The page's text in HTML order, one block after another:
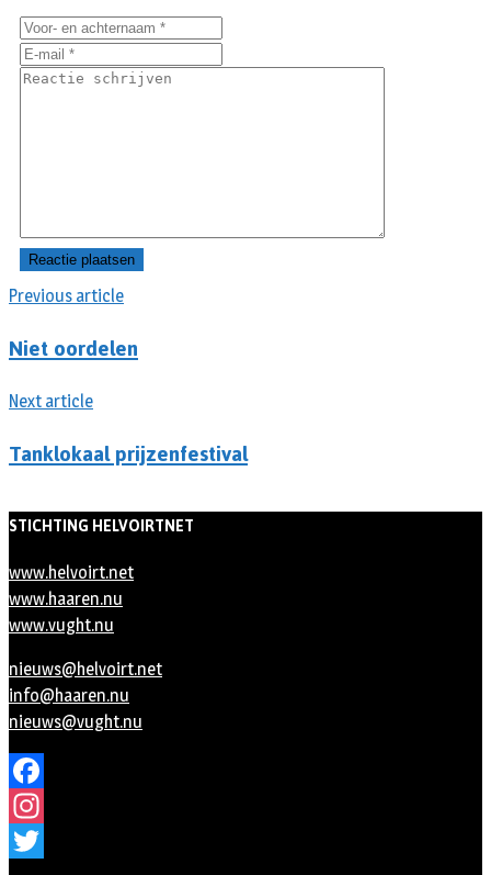
Previous article
Niet oordelen
Next article
Tanklokaal prijzenfestival
STICHTING HELVOIRTNET
www.helvoirt.net
www.haaren.nu
www.vught.nu
nieuws@helvoirt.net
info@haaren.nu
nieuws@vught.nu
Facebook
Instagram